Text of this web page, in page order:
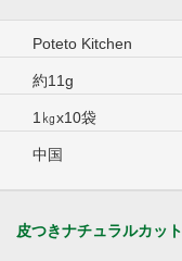
Poteto Kitchen
約11g
1㎏x10袋
中国
皮つきナチュラルカット